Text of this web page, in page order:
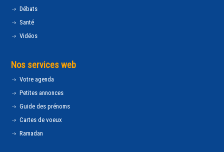
Débats
Santé
Vidéos
Nos services web
Votre agenda
Petites annonces
Guide des prénoms
Cartes de voeux
Ramadan